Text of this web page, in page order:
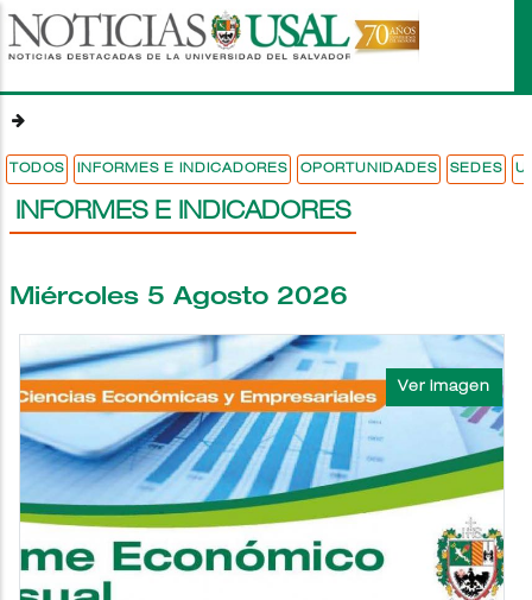
Pasar
al
principal
TODOS INFORMES E INDICADORES OPORTUNIDADES SEDES
INFORMES E INDICADORES
Miércoles 5 Agosto 2026